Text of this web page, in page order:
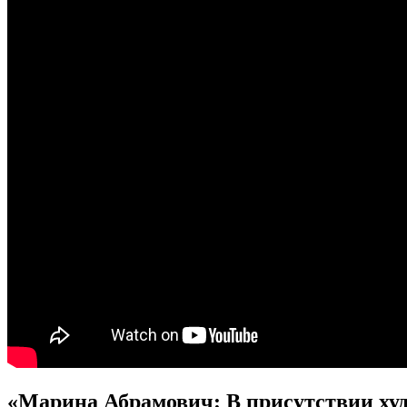
«Марина Абрамович: В присутствии